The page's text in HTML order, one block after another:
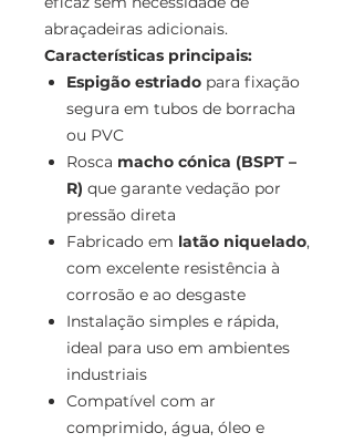
abraçadeiras adicionais.
Características principais:
Espigão estriado para fixação
segura em tubos de borracha
ou PVC
Rosca macho cónica (BSPT –
R) que garante vedação por
pressão direta
Fabricado em latão niquelado,
com excelente resistência à
corrosão e ao desgaste
Instalação simples e rápida,
ideal para uso em ambientes
industriais
Compatível com ar
comprimido, água, óleo e